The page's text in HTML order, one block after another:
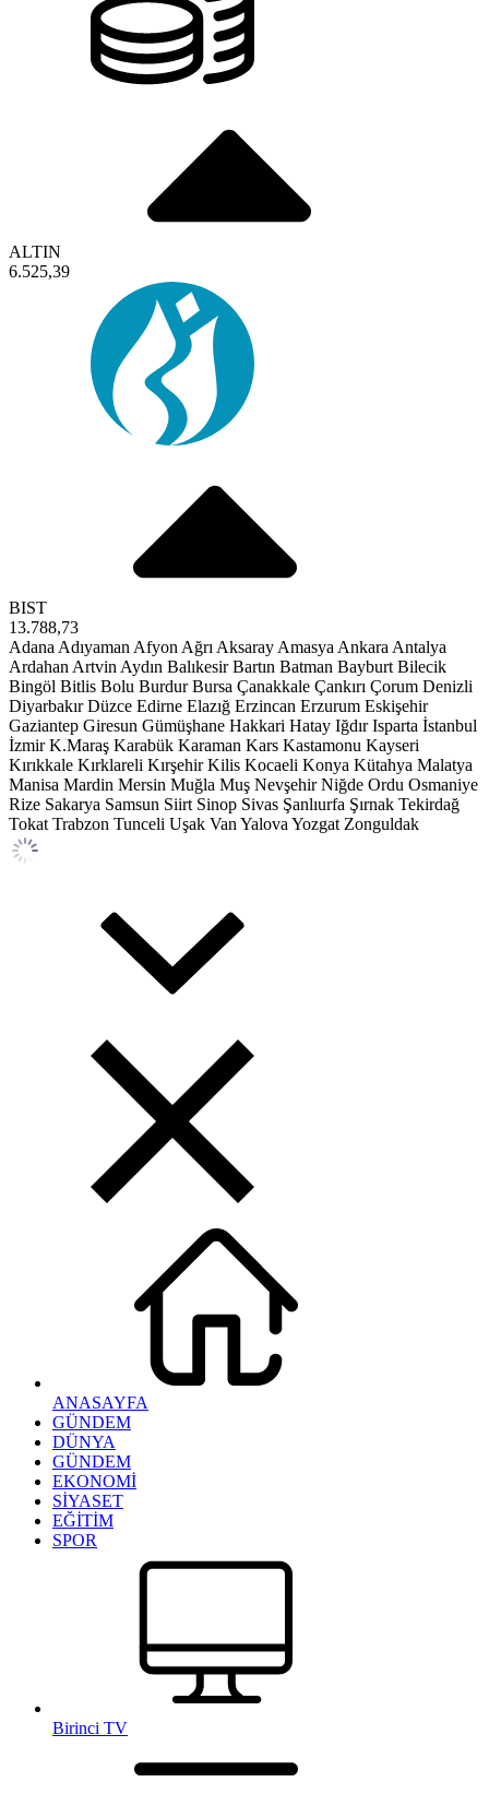
ALTIN
6.525,39
BIST
13.788,73
Adana Adıyaman Afyon Ağrı Aksaray Amasya Ankara Antalya
Ardahan Artvin Aydın Balıkesir Bartın Batman Bayburt Bilecik
Bingöl Bitlis Bolu Burdur Bursa Çanakkale Çankırı Çorum Denizli
Diyarbakır Düzce Edirne Elazığ Erzincan Erzurum Eskişehir
Gaziantep Giresun Gümüşhane Hakkari Hatay Iğdır Isparta İstanbul
İzmir K.Maraş Karabük Karaman Kars Kastamonu Kayseri
Kırıkkale Kırklareli Kırşehir Kilis Kocaeli Konya Kütahya Malatya
Manisa Mardin Mersin Muğla Muş Nevşehir Niğde Ordu Osmaniye
Rize Sakarya Samsun Siirt Sinop Sivas Şanlıurfa Şırnak Tekirdağ
Tokat Trabzon Tunceli Uşak Van Yalova Yozgat Zonguldak
ANASAYFA
GÜNDEM
DÜNYA
GÜNDEM
EKONOMİ
SİYASET
EĞİTİM
SPOR
Birinci TV